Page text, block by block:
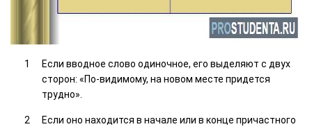
Если вводное слово одиночное, его выделяют с двух
сторон: «По-видимому, на новом месте придется
трудно».
Если оно находится в начале или в конце причастного